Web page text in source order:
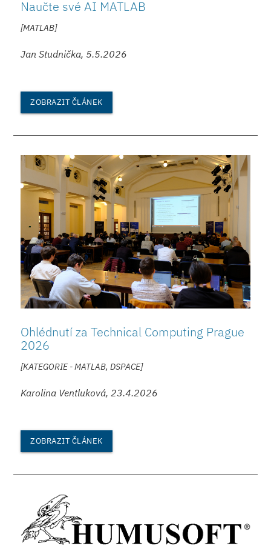
Naučte své AI MATLAB
[MATLAB]
Jan Studnička, 5.5.2026
ZOBRAZIT ČLÁNEK
Ohlédnutí za Technical Computing Prague
2026
[KATEGORIE - MATLAB, DSPACE]
Karolina Ventluková, 23.4.2026
ZOBRAZIT ČLÁNEK